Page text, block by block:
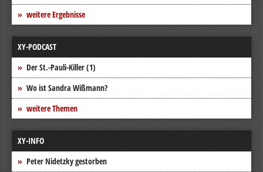
weitere Ergebnisse
XY-PODCAST
Der St.-Pauli-Killer (1)
Wo ist Sandra Wißmann?
weitere Themen
XY-INFO
Peter Nidetzky gestorben